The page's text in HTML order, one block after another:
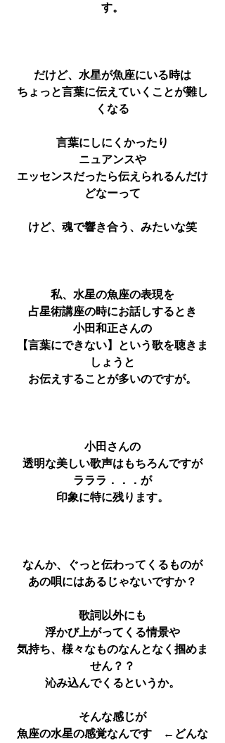
す。
だけど、水星が魚座にいる時は
ちょっと言葉に伝えていくことが難し
くなる
言葉にしにくかったり
ニュアンスや
エッセンスだったら伝えられるんだけ
どなーって
けど、魂で響き合う、みたいな笑
私、水星の魚座の表現を
占星術講座の時にお話しするとき
小田和正さんの
【言葉にできない】という歌を聴きま
しょうと
お伝えすることが多いのですが。
小田さんの
透明な美しい歌声はもちろんですが
ラララ．．．が
印象に特に残ります。
なんか、ぐっと伝わってくるものが
あの唄にはあるじゃないですか？
歌詞以外にも
浮かび上がってくる情景や
気持ち、様々なものなんとなく掴めま
せん？？
沁み込んでくるというか。
そんな感じが
魚座の水星の感覚なんです　←どんな